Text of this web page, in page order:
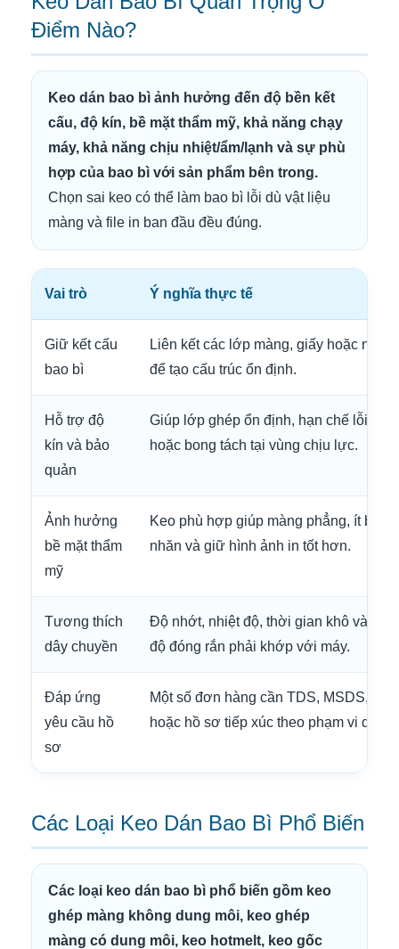
Điểm Nào?
Keo dán bao bì ảnh hưởng đến độ bền kết
cấu, độ kín, bề mặt thẩm mỹ, khả năng chạy
máy, khả năng chịu nhiệt/ẩm/lạnh và sự phù
hợp của bao bì với sản phẩm bên trong.
Chọn sai keo có thể làm bao bì lỗi dù vật liệu
màng và file in ban đầu đều đúng.
Vai trò Ý nghĩa thực tế
Giữ kết cấu
bao bì
Liên kết các lớp màng, giấy hoặc nhôm
để tạo cấu trúc ổn định.
Hỗ trợ độ
kín và bảo
quản
Giúp lớp ghép ổn định, hạn chế lỗi rò rỉ
hoặc bong tách tại vùng chịu lực.
Ảnh hưởng
bề mặt thẩm
mỹ
Keo phù hợp giúp màng phẳng, ít bọt, ít
nhăn và giữ hình ảnh in tốt hơn.
Tương thích
dây chuyền
Độ nhớt, nhiệt độ, thời gian khô và tốc
độ đóng rắn phải khớp với máy.
Đáp ứng
yêu cầu hồ
sơ
Một số đơn hàng cần TDS, MSDS,
hoặc hồ sơ tiếp xúc theo phạm vi dùng.
Các Loại Keo Dán Bao Bì Phổ Biến
Các loại keo dán bao bì phổ biến gồm keo
ghép màng không dung môi, keo ghép
màng có dung môi, keo hotmelt, keo gốc